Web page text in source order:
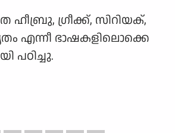
ഹീബ്രു, ഗ്രീക്ക്, സിറിയക്,
എന്നീ ഭാഷകളിലൊക്കെ
പഠിച്ചു.